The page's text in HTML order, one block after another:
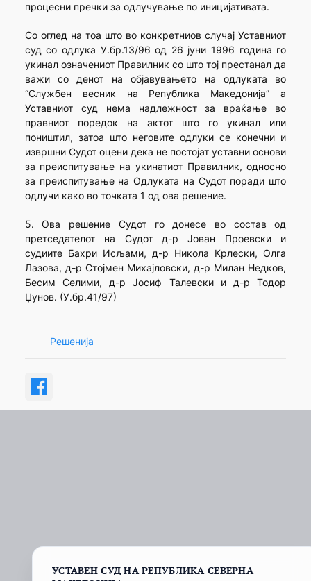
процесни пречки за одлучување по иницијативата.
Со оглед на тоа што во конкретниов случај Уставниот
суд со одлука У.бр.13/96 од 26 јуни 1996 година го
укинал означениот Правилник со што тој престанал да
важи со денот на објавувањето на одлуката во
“Службен весник на Република Македонија” а
Уставниот суд нема надлежност за враќање во
правниот поредок на актот што го укинал или
поништил, затоа што неговите одлуки се конечни и
извршни Судот оцени дека не постојат уставни основи
за преиспитување на укинатиот Правилник, односно
за преиспитување на Одлуката на Судот поради што
одлучи како во точката 1 од ова решение.
5. Ова решение Судот го донесе во состав од
претседателот на Судот д-р Јован Проевски и
судиите Бахри Исљами, д-р Никола Крлески, Олга
Лазова, д-р Стојмен Михајловски, д-р Милан Недков,
Бесим Селими, д-р Јосиф Талевски и д-р Тодор
Џунов. (У.бр.41/97)
Решенија
УСТАВЕН СУД НА РЕПУБЛИКА СЕВЕРНА